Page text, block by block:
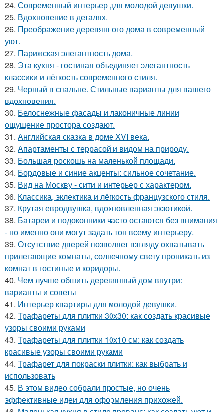
24. Современный интерьер для молодой девушки.
25. Вдохновение в деталях.
26. Преображение деревянного дома в современный
уют.
27. Парижская элегантность дома.
28. Эта кухня - гостиная объединяет элегантность
классики и лёгкость современного стиля.
29. Черный в спальне. Стильные варианты для вашего
вдохновения.
30. Белоснежные фасады и лаконичные линии
ощущение простора создают.
31. Английская сказка в доме XVI века.
32. Апартаменты с террасой и видом на природу.
33. Большая роскошь на маленькой площади.
34. Бордовые и синие акценты: сильное сочетание.
35. Вид на Москву - сити и интерьер с характером.
36. Классика, эклектика и лёгкость французского стиля.
37. Крутая евродвушка, вдохновлённая экзотикой.
38. Батареи и подоконники часто остаются без внимания
- но именно они могут задать тон всему интерьеру.
39. Отсутствие дверей позволяет взгляду охватывать
прилегающие комнаты, солнечному свету проникать из
комнат в гостиные и коридоры.
40. Чем лучше обшить деревянный дом внутри:
варианты и советы
41. Интерьер квартиры для молодой девушки.
42. Трафареты для плитки 30х30: как создать красивые
узоры своими руками
43. Трафареты для плитки 10х10 см: как создать
красивые узоры своими руками
44. Трафарет для покраски плитки: как выбрать и
использовать
45. В этом видео собрали простые, но очень
эффективные идеи для оформления прихожей.